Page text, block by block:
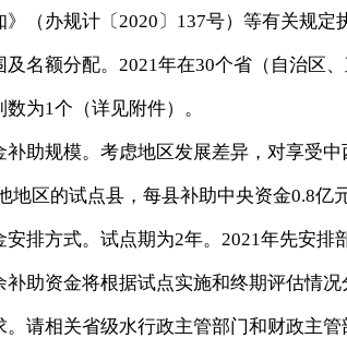
（办规计〔2020〕137号）等有关规定
额分配。2021年在30个省（自治区、
为1个（详见附件）。
规模。考虑地区发展差异，对享受中
地区的试点县，每县补助中央资金0.8亿元
方式。试点期为2年。2021年先安排
助资金将根据试点实施和终期评估情况
相关省级水行政主管部门和财政主管